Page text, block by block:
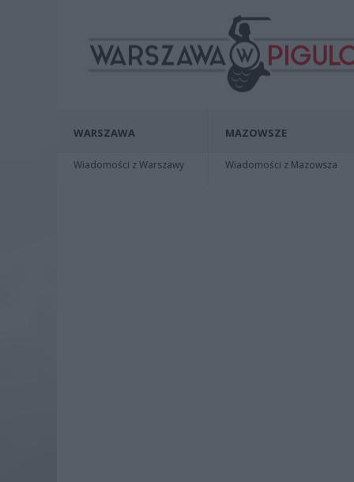
WARSZAWA
Wiadomości z Warszawy
MAZOWSZE
Wiadomości z Mazowsza